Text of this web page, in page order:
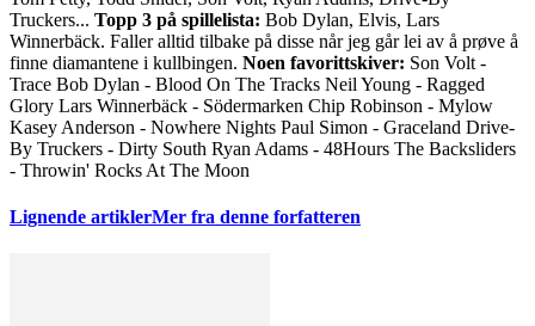
Truckers... Topp 3 på spillelista: Bob Dylan, Elvis, Lars
Winnerbäck. Faller alltid tilbake på disse når jeg går lei av å prøve å
finne diamantene i kullbingen. Noen favorittskiver: Son Volt -
Trace Bob Dylan - Blood On The Tracks Neil Young - Ragged
Glory Lars Winnerbäck - Södermarken Chip Robinson - Mylow
Kasey Anderson - Nowhere Nights Paul Simon - Graceland Drive-
By Truckers - Dirty South Ryan Adams - 48Hours The Backsliders
- Throwin' Rocks At The Moon
Lignende artiklerMer fra denne forfatteren